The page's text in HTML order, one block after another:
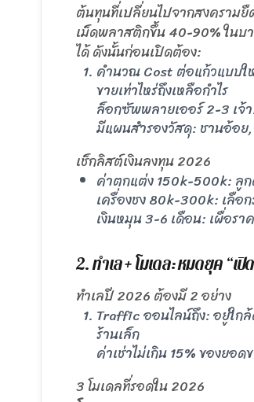
ต้นทุนที่เปลี่ยนไปจากสงครามยื
เม็ดพลาสติกขึ้น 40-90% ในบ
ได้ ดังนั้นก่อนเปิดต้อง:
คำนวณ Cost ต่อแก้วแบบใ
ขายเท่าไหร่ถึงเหลือกำไร
ล็อกซัพพลายเออร์ 2-3 เจ้
มีแผนสำรองวัสดุ: ชานอ้อย
เช็กลิสต์เงินลงทุน 2026
ค่าตกแต่ง 150k-500k: ลู
เครื่องชง 80k-300k: เลือ
เงินหมุน 3-6 เดือน: เผื่อร
2. ทำเล + โมเดล: หมดยุค “เ
ทำเลปี 2026 ต้องมี 2 อย่าง
Traffic ออนไลน์ถึง: อยู่ใก
ร้านเล็ก
ค่าเช่าไม่เกิน 15% ของยอ
3 โมเดลที่รอดใน 2026